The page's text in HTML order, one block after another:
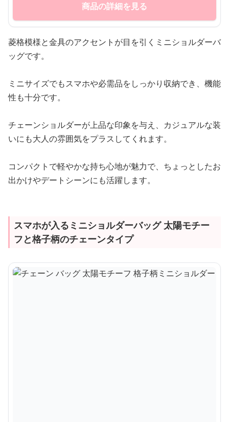
商品の詳細を見る
菱格模様と金具のアクセントが目を引くミニショルダーバ
ッグです。
ミニサイズでもスマホや必需品をしっかり収納でき、機能
性も十分です。
チェーンショルダーが上品な印象を与え、カジュアルな装
いにも大人の雰囲気をプラスしてくれます。
コンパクトで軽やかな持ち心地が魅力で、ちょっとしたお
出かけやデートシーンにも活躍します。
スマホが入るミニショルダーバッグ 太陽モチー
フと格子柄のチェーンタイプ